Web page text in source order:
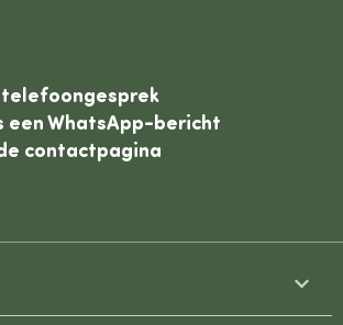
telefoongesprek
een WhatsApp-bericht
contactpagina